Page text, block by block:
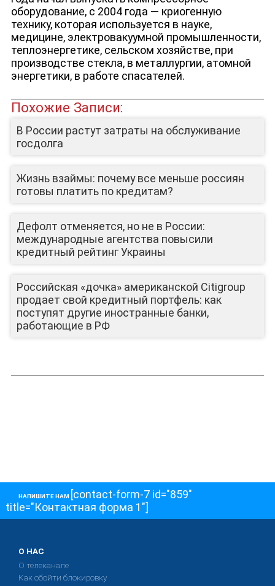
оборудование, с 2004 года — криогенную
технику, которая используется в науке,
медицине, электровакуумной промышленности,
теплоэнергетике, сельском хозяйстве, при
производстве стекла, в металлургии, атомной
энергетики, в работе спасателей.
Похожие Записи:
В России растут затраты на обслуживание
госдолга
Жизнь взаймы: почему все меньше россиян
готовы платить по кредитам?
Дефолт отменяется, но не в России:
международные агентства повысили
кредитный рейтинг Украины
Российская «‎дочка» американской Citigroup
продает свой кредитный портфель: как
поступят другие иностранные банки,
работающие в РФ
О НАС
О телеканале
Как обойти блокировку
НАПИШИТЕ НАМ [contact-form-7 id="859"
title="Контактная форма 1"]